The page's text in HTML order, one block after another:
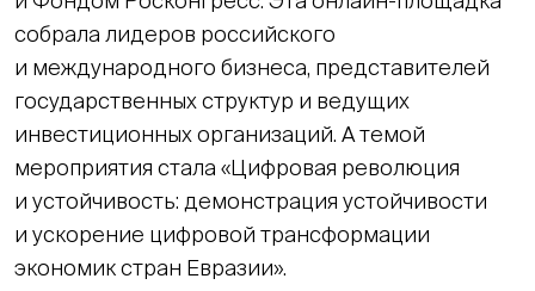
собрала лидеров российского
и международного бизнеса, представителей
государственных структур и ведущих
инвестиционных организаций. А темой
мероприятия стала «Цифровая революция
и устойчивость: демонстрация устойчивости
и ускорение цифровой трансформации
экономик стран Евразии».